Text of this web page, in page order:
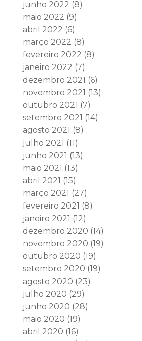
junho 2022 (8)
maio 2022 (9)
abril 2022 (6)
março 2022 (8)
fevereiro 2022 (8)
janeiro 2022 (7)
dezembro 2021 (6)
novembro 2021 (13)
outubro 2021 (7)
setembro 2021 (14)
agosto 2021 (8)
julho 2021 (11)
junho 2021 (13)
maio 2021 (13)
abril 2021 (15)
março 2021 (27)
fevereiro 2021 (8)
janeiro 2021 (12)
dezembro 2020 (14)
novembro 2020 (19)
outubro 2020 (19)
setembro 2020 (19)
agosto 2020 (23)
julho 2020 (29)
junho 2020 (28)
maio 2020 (19)
abril 2020 (16)